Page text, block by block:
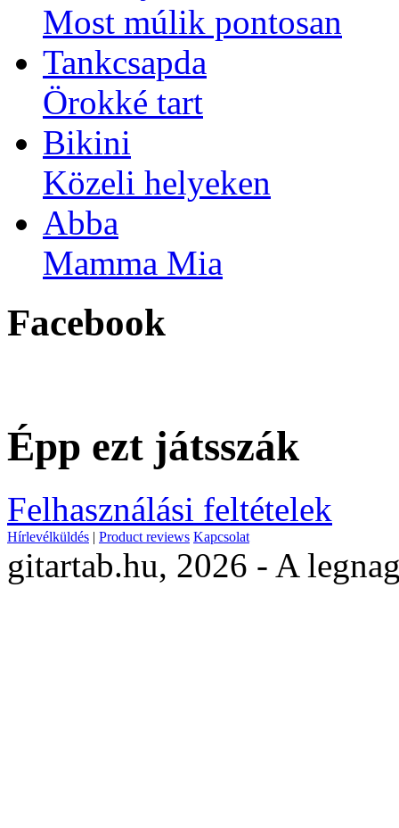
Most múlik pontosan
Tankcsapda
Örokké tart
Bikini
Közeli helyeken
Abba
Mamma Mia
Facebook
Épp ezt játsszák
Felhasználási feltételek
Hírlevélküldés | Product reviews Kapcsolat
gitartab.hu, 2026 - A